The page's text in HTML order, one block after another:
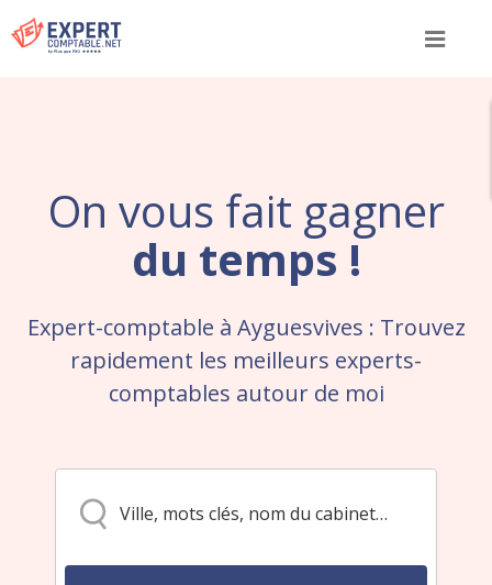
Menu
On vous fait gagner
du temps !
Expert-comptable à Ayguesvives : Trouvez
rapidement les meilleurs experts-
comptables autour de moi